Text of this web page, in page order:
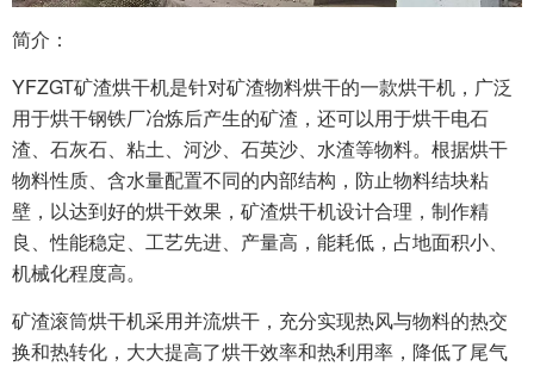
简介：
YFZGT矿渣烘干机是针对矿渣物料烘干的一款烘干机，广泛
用于烘干钢铁厂冶炼后产生的矿渣，还可以用于烘干电石
渣、石灰石、粘土、河沙、石英沙、水渣等物料。根据烘干
物料性质、含水量配置不同的内部结构，防止物料结块粘
壁，以达到好的烘干效果，矿渣烘干机设计合理，制作精
良、性能稳定、工艺先进、产量高，能耗低，占地面积小、
机械化程度高。
矿渣滚筒烘干机采用并流烘干，充分实现热风与物料的热交
换和热转化，大大提高了烘干效率和热利用率，降低了尾气